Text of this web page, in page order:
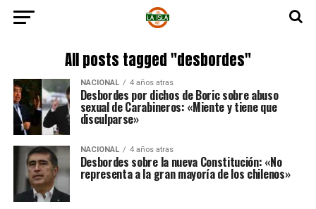
All posts tagged "desbordes"
NACIONAL 4 años atras
Desbordes por dichos de Boric sobre abuso
sexual de Carabineros: «Miente y tiene que
disculparse»
NACIONAL 4 años atras
Desbordes sobre la nueva Constitución: «No
representa a la gran mayoría de los chilenos»